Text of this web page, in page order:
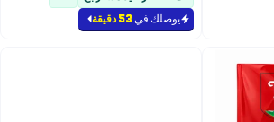
يوصلك في53 دقيقة